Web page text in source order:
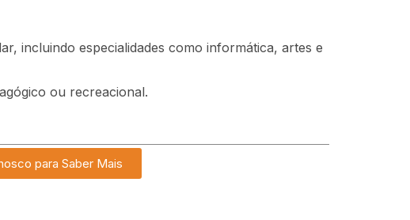
incluindo especialidades como informática, artes e
ou recreacional.
para Saber Mais